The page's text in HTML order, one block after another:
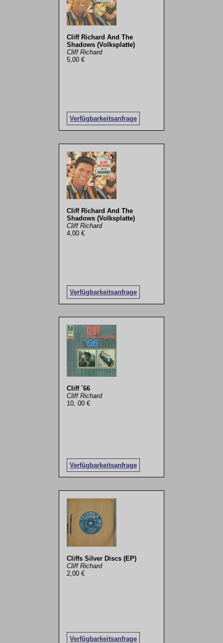
Cliff Richard And The
Shadows (Volksplatte)
Cliff Richard
5,00 €
Verfügbarkeitsanfrage
Cliff Richard And The
Shadows (Volksplatte)
Cliff Richard
4,00 €
Verfügbarkeitsanfrage
Cliff ´66
Cliff Richard
10, 00 €
Verfügbarkeitsanfrage
Cliffs Silver Discs (EP)
Cliff Richard
2,00 €
Verfügbarkeitsanfrage